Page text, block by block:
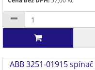
ABB 3251-01915